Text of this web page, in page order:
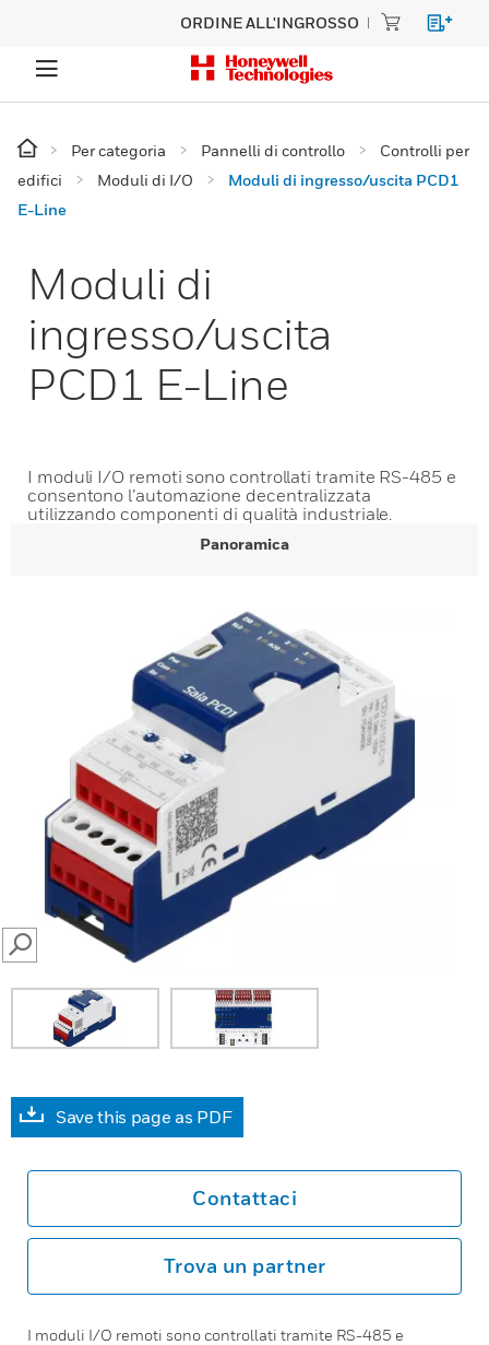
ORDINE ALL'INGROSSO
Per categoria Pannelli di controllo
Controlli per
edifici
Moduli di I/O
Moduli di ingresso/uscita PCD1
E-Line
Moduli di
ingresso/uscita
PCD1 E-Line
I moduli I/O remoti sono controllati tramite RS-485 e
consentono l’automazione decentralizzata
utilizzando componenti di qualità industriale.
Panoramica
SEARCH
Save this page as PDF
Contattaci
Trova un partner
I moduli I/O remoti sono controllati tramite RS-485 e